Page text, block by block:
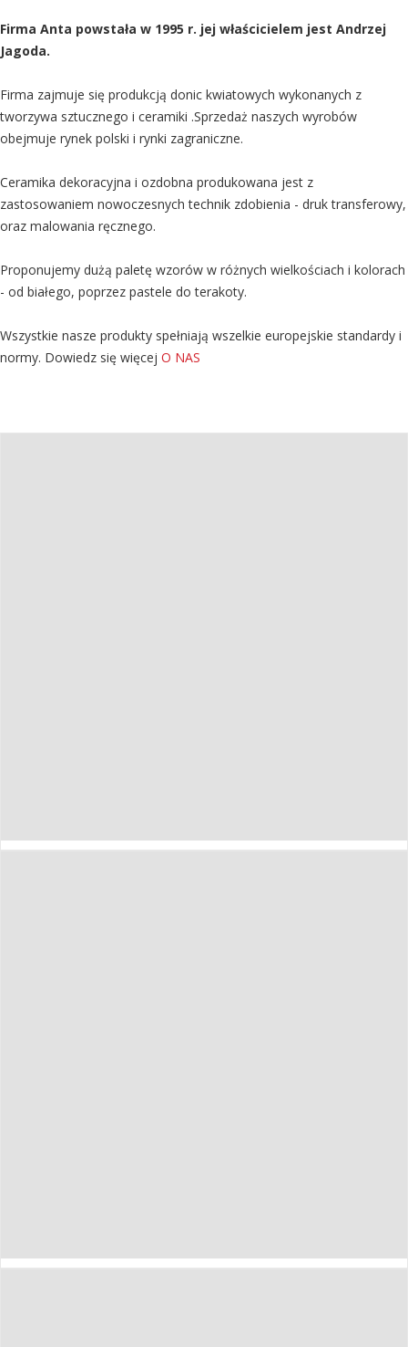
Firma Anta powstała w 1995 r. jej właścicielem jest Andrzej
Jagoda.
Firma zajmuje się produkcją donic kwiatowych wykonanych z
tworzywa sztucznego i ceramiki .Sprzedaż naszych wyrobów
obejmuje rynek polski i rynki zagraniczne.
Ceramika dekoracyjna i ozdobna produkowana jest z
zastosowaniem nowoczesnych technik zdobienia - druk transferowy,
oraz malowania ręcznego.
Proponujemy dużą paletę wzorów w różnych wielkościach i kolorach
- od białego, poprzez pastele do terakoty.
Wszystkie nasze produkty spełniają wszelkie europejskie standardy i
normy. Dowiedz się więcej O NAS